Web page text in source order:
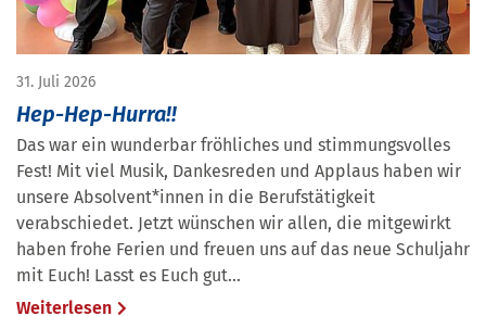
31. Juli 2026
Hep-Hep-Hurra!!
Das war ein wunderbar fröhliches und stimmungsvolles
Fest! Mit viel Musik, Dankesreden und Applaus haben wir
unsere Absolvent*innen in die Berufstätigkeit
verabschiedet. Jetzt wünschen wir allen, die mitgewirkt
haben frohe Ferien und freuen uns auf das neue Schuljahr
mit Euch! Lasst es Euch gut…
Weiterlesen